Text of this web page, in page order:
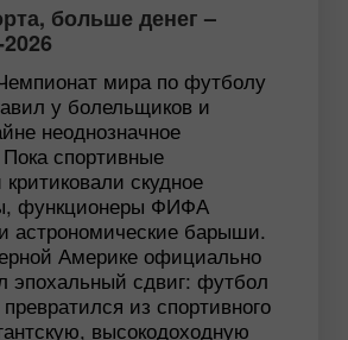
больше денег –
мира по футболу
у болельщиков и
неоднозначное
спортивные
скудное
функционеры ФИФА
астрономические барыши.
Америке официально
эпохальный сдвиг: футбол
из спортивного
высокодоходную